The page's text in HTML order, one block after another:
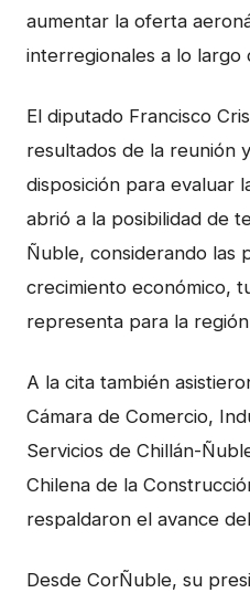
aumentar la oferta
interregionales a lo largo
El diputado Francisco
resultados de la reunión
disposición para evaluar
abrió a la posibilidad de
Ñuble, considerando las
crecimiento económico,
representa para la
A la cita también
Cámara de Comercio,
Servicios de Chillán-
Chilena de la
respaldaron el avance
Desde CorÑuble, su